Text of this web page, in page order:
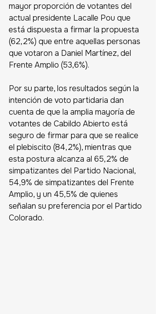
mayor proporción de votantes del
actual presidente Lacalle Pou que
está dispuesta a firmar la propuesta
(62,2%) que entre aquellas personas
que votaron a Daniel Martínez, del
Frente Amplio (53,6%).
Por su parte, los resultados según la
intención de voto partidaria dan
cuenta de que la amplia mayoría de
votantes de Cabildo Abierto está
seguro de firmar para que se realice
el plebiscito (84,2%), mientras que
esta postura alcanza al 65,2% de
simpatizantes del Partido Nacional,
54,9% de simpatizantes del Frente
Amplio, y un 45,5% de quienes
señalan su preferencia por el Partido
Colorado.